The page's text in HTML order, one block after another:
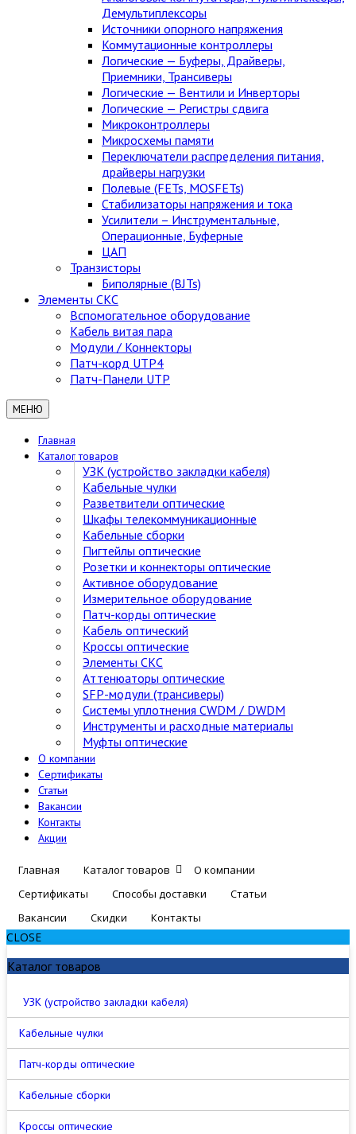
Демультиплексоры
Источники опорного напряжения
Коммутационные контроллеры
Логические — Буферы, Драйверы,
Приемники, Трансиверы
Логические — Вентили и Инверторы
Логические — Регистры сдвига
Микроконтроллеры
Микросхемы памяти
Переключатели распределения питания,
драйверы нагрузки
Полевые (FETs, MOSFETs)
Стабилизаторы напряжения и тока
Усилители – Инструментальные,
Операционные, Буферные
ЦАП
Транзисторы
Биполярные (BJTs)
Элементы СКС
Вспомогательное оборудование
Кабель витая пара
Модули / Коннекторы
Патч-корд UTP4
Патч-Панели UTP
МЕНЮ
Главная
Каталог товаров
УЗК (устройство закладки кабеля)
Кабельные чулки
Разветвители оптические
Шкафы телекоммуникационные
Кабельные сборки
Пигтейлы оптические
Розетки и коннекторы оптические
Активное оборудование
Измерительное оборудование
Патч-корды оптические
Кабель оптический
Кроссы оптические
Элементы СКС
Аттенюаторы оптические
SFP-модули (трансиверы)
Cистемы уплотнения CWDM / DWDM
Инструменты и расходные материалы
Муфты оптические
О компании
Сертификаты
Статьи
Вакансии
Контакты
Акции
Главная Каталог товаров
О компании
Сертификаты
Способы доставки
Статьи
Вакансии
Скидки Контакты
CLOSE
Каталог товаров
УЗК (устройство закладки кабеля)
Кабельные чулки
Патч-корды оптические
Кабельные сборки
Кроссы оптические